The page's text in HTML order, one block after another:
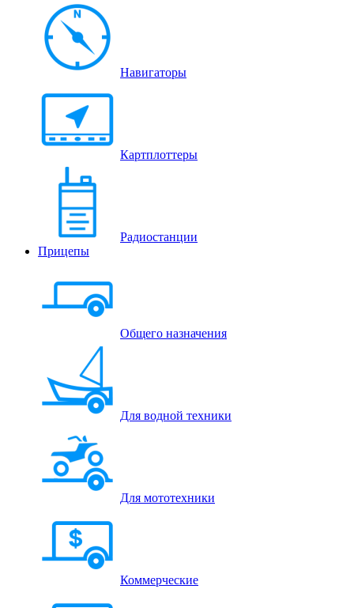
Навигаторы
Картплоттеры
Радиостанции
Прицепы
Общего назначения
Для водной техники
Для мототехники
Коммерческие